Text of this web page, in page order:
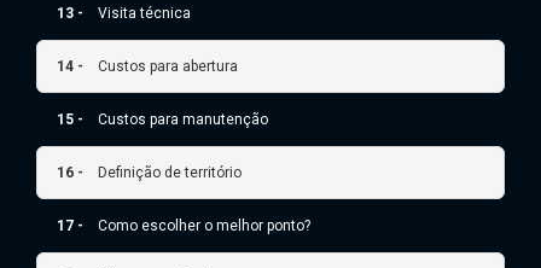
13 - Visita técnica
14 - Custos para abertura
15 - Custos para manutenção
16 - Definição de território
17 - Como escolher o melhor ponto?